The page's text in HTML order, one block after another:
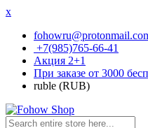
x
+7(985)765-66-41
Акция 2+1
При заказе от 3000
ruble (RUB)